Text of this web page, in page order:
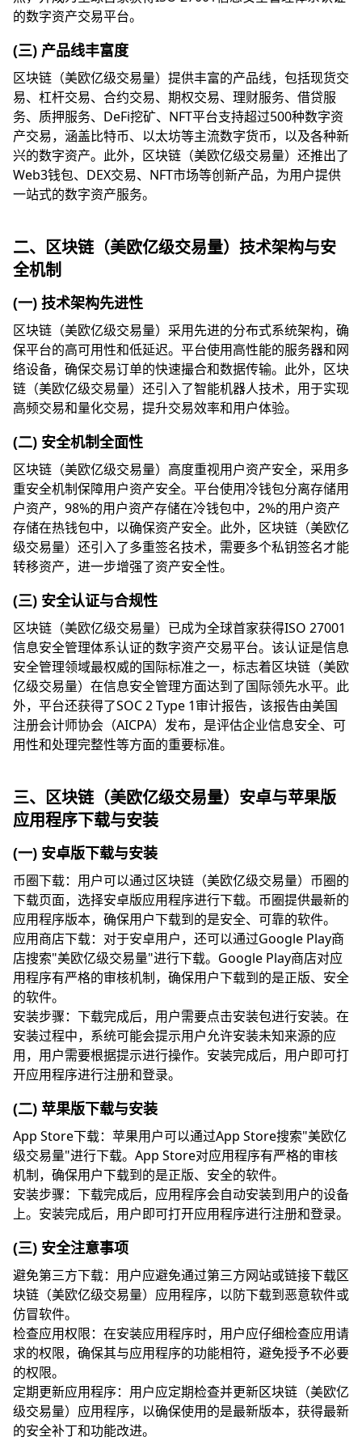
的数字资产交易平台。
(三) 产品线丰富度
区块链（美欧亿级交易量）提供丰富的产品线，包括现货交
易、杠杆交易、合约交易、期权交易、理财服务、借贷服
务、质押服务、DeFi挖矿、NFT平台支持超过500种数字资
产交易，涵盖比特币、以太坊等主流数字货币，以及各种新
兴的数字资产。此外，区块链（美欧亿级交易量）还推出了
Web3钱包、DEX交易、NFT市场等创新产品，为用户提供
一站式的数字资产服务。
二、区块链（美欧亿级交易量）技术架构与安
全机制
(一) 技术架构先进性
区块链（美欧亿级交易量）采用先进的分布式系统架构，确
保平台的高可用性和低延迟。平台使用高性能的服务器和网
络设备，确保交易订单的快速撮合和数据传输。此外，区块
链（美欧亿级交易量）还引入了智能机器人技术，用于实现
高频交易和量化交易，提升交易效率和用户体验。
(二) 安全机制全面性
区块链（美欧亿级交易量）高度重视用户资产安全，采用多
重安全机制保障用户资产安全。平台使用冷钱包分离存储用
户资产，98%的用户资产存储在冷钱包中，2%的用户资产
存储在热钱包中，以确保资产安全。此外，区块链（美欧亿
级交易量）还引入了多重签名技术，需要多个私钥签名才能
转移资产，进一步增强了资产安全性。
(三) 安全认证与合规性
区块链（美欧亿级交易量）已成为全球首家获得ISO 27001
信息安全管理体系认证的数字资产交易平台。该认证是信息
安全管理领域最权威的国际标准之一，标志着区块链（美欧
亿级交易量）在信息安全管理方面达到了国际领先水平。此
外，平台还获得了SOC 2 Type 1审计报告，该报告由美国
注册会计师协会（AICPA）发布，是评估企业信息安全、可
用性和处理完整性等方面的重要标准。
三、区块链（美欧亿级交易量）安卓与苹果版
应用程序下载与安装
(一) 安卓版下载与安装
币圈下载：用户可以通过区块链（美欧亿级交易量）币圈的
下载页面，选择安卓版应用程序进行下载。币圈提供最新的
应用程序版本，确保用户下载到的是安全、可靠的软件。
应用商店下载：对于安卓用户，还可以通过Google Play商
店搜索"美欧亿级交易量"进行下载。Google Play商店对应
用程序有严格的审核机制，确保用户下载到的是正版、安全
的软件。
安装步骤：下载完成后，用户需要点击安装包进行安装。在
安装过程中，系统可能会提示用户允许安装未知来源的应
用，用户需要根据提示进行操作。安装完成后，用户即可打
开应用程序进行注册和登录。
(二) 苹果版下载与安装
App Store下载：苹果用户可以通过App Store搜索"美欧亿
级交易量"进行下载。App Store对应用程序有严格的审核
机制，确保用户下载到的是正版、安全的软件。
安装步骤：下载完成后，应用程序会自动安装到用户的设备
上。安装完成后，用户即可打开应用程序进行注册和登录。
(三) 安全注意事项
避免第三方下载：用户应避免通过第三方网站或链接下载区
块链（美欧亿级交易量）应用程序，以防下载到恶意软件或
仿冒软件。
检查应用权限：在安装应用程序时，用户应仔细检查应用请
求的权限，确保其与应用程序的功能相符，避免授予不必要
的权限。
定期更新应用程序：用户应定期检查并更新区块链（美欧亿
级交易量）应用程序，以确保使用的是最新版本，获得最新
的安全补丁和功能改进。